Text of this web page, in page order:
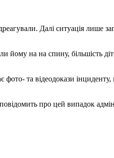
Далі ситуація лише
йому на на спину, більшість
та відеодокази
про цей випадок